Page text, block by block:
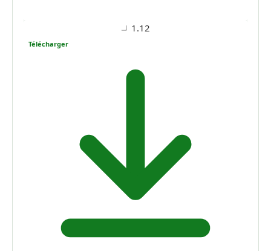
1.12
Télécharger